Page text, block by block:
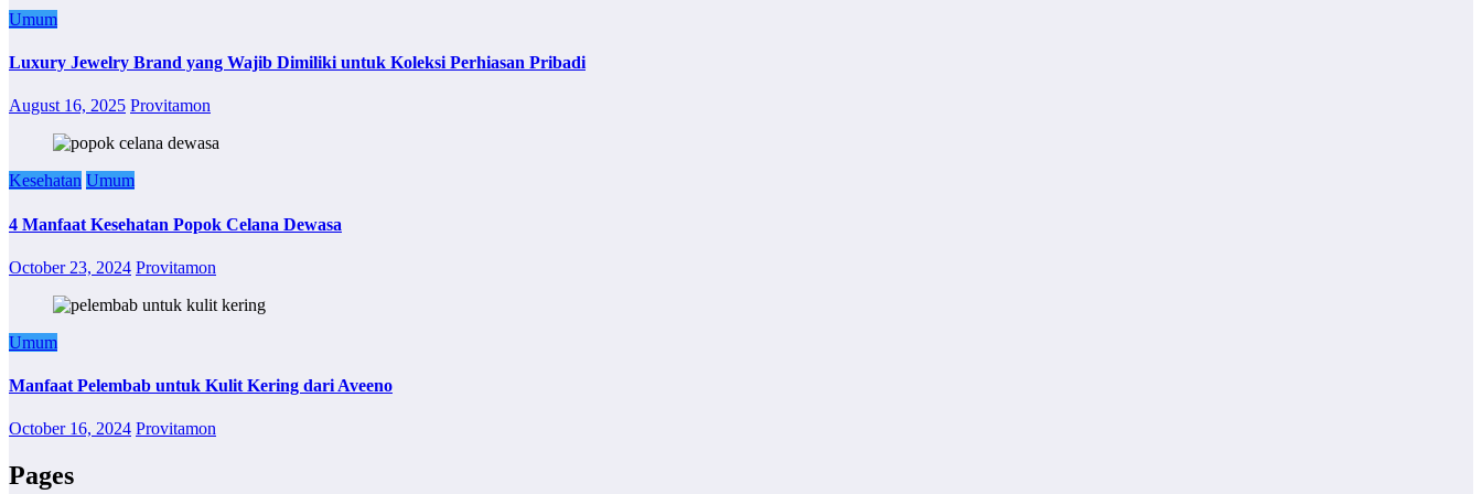
Umum
Luxury Jewelry Brand yang Wajib Dimiliki untuk Koleksi Perhiasan Pribadi
August 16, 2025 Provitamon
Kesehatan Umum
4 Manfaat Kesehatan Popok Celana Dewasa
October 23, 2024 Provitamon
Umum
Manfaat Pelembab untuk Kulit Kering dari Aveeno
October 16, 2024 Provitamon
Pages